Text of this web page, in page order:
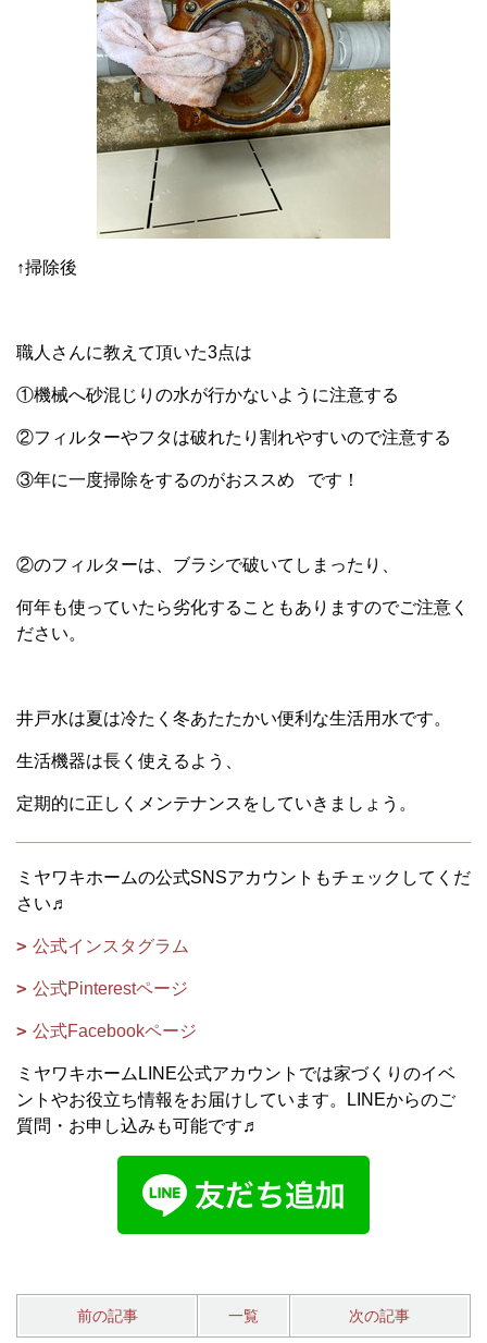
↑掃除後
職人さんに教えて頂いた3点は
①機械へ砂混じりの水が行かないように注意する
②フィルターやフタは破れたり割れやすいので注意する
③年に一度掃除をするのがおススめ です！
②のフィルターは、ブラシで破いてしまったり、
何年も使っていたら劣化することもありますのでご注意く
ださい。
井戸水は夏は冷たく冬あたたかい便利な生活用水です。
生活機器は長く使えるよう、
定期的に正しくメンテナンスをしていきましょう。
ミヤワキホームの公式SNSアカウントもチェックしてくだ
さい♬
公式インスタグラム
公式Pinterestページ
公式Facebookページ
ミヤワキホームLINE公式アカウントでは家づくりのイベ
ントやお役立ち情報をお届けしています。LINEからのご
質問・お申し込みも可能です♬
前の記事 一覧 次の記事